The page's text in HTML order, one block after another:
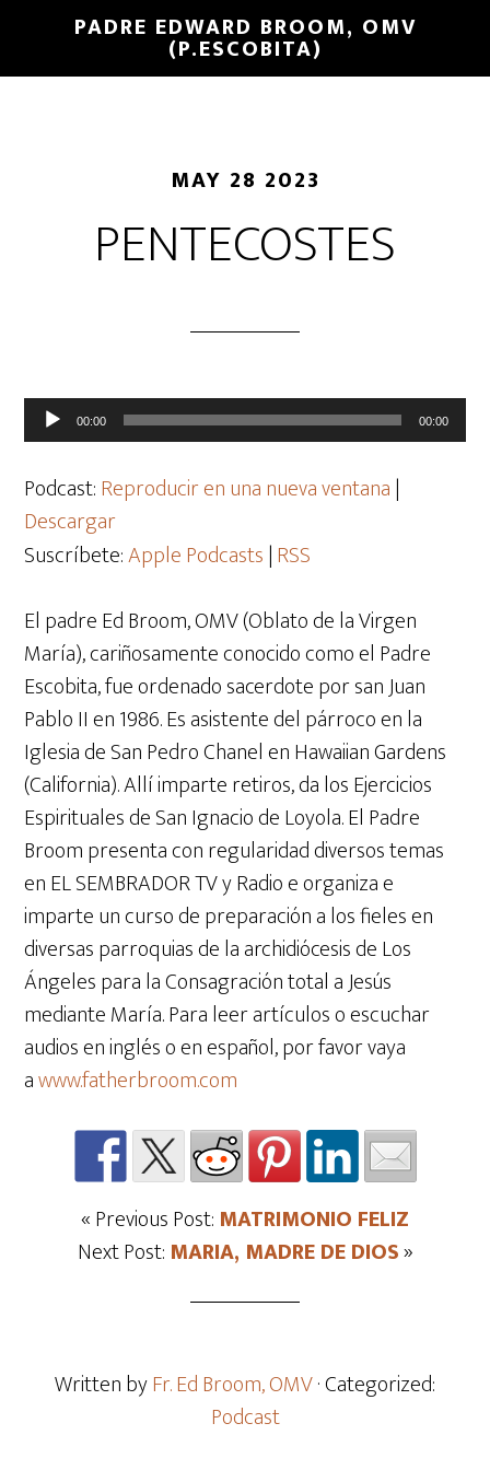
PADRE EDWARD BROOM, OMV
(P.ESCOBITA)
MAY 28 2023
PENTECOSTES
Reproductor
de
audio
00:00 00:00
Podcast:Reproducir en una nueva ventana|
Descargar
Suscríbete:Apple Podcasts|RSS
El padre Ed Broom, OMV (Oblato de la Virgen
María), cariñosamente conocido como el Padre
Escobita, fue ordenado sacerdote por san Juan
Pablo II en 1986. Es asistente del párroco en la
Iglesia de San Pedro Chanel en Hawaiian Gardens
(California). Allí imparte retiros, da los Ejercicios
Espirituales de San Ignacio de Loyola. El Padre
Broom presenta con regularidad diversos temas
en EL SEMBRADOR TV y Radio e organiza e
imparte un curso de preparación a los fieles en
diversas parroquias de la archidiócesis de Los
Ángeles para la Consagración total a Jesús
mediante María. Para leer artículos o escuchar
audios en inglés o en español, por favor vaya
awww.fatherbroom.com
« Previous Post: MATRIMONIO FELIZ
Next Post: MARIA, MADRE DE DIOS»
Written byFr. Ed Broom, OMV· Categorized:
Podcast